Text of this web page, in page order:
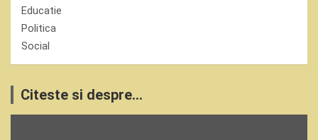
Educatie
Politica
Social
Citeste si despre...